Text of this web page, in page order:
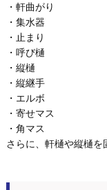
・軒曲がり
・集水器
・止まり
・呼び樋
・縦樋
・縦継手
・エルボ
・寄せマス
・角マス
さらに、軒樋や縦樋を